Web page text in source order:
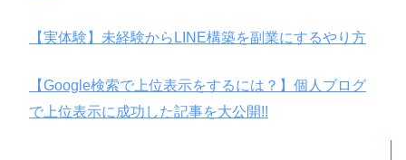
【実体験】未経験からLINE構築を副業にするやり方
【Google検索で上位表示をするには？】個人ブログ
で上位表示に成功した記事を大公開!!